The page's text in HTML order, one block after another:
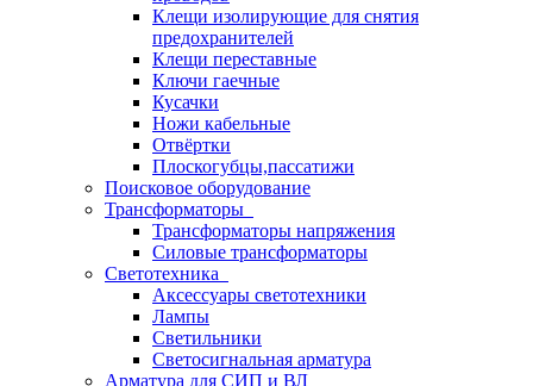
Клещи изолирующие для снятия
предохранителей
Клещи переставные
Ключи гаечные
Кусачки
Ножи кабельные
Отвёртки
Плоскогубцы,пассатижи
Поисковое оборудование
Трансформаторы
Трансформаторы напряжения
Силовые трансформаторы
Светотехника
Аксессуары светотехники
Лампы
Светильники
Светосигнальная арматура
Арматура для СИП и ВЛ